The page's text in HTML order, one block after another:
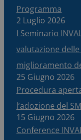
Programma
2 Luglio 2026
I Seminario
valutazione delle
miglioramento
25 Giugno 2026
Procedura
l’adozione del
15 Giugno 2026
Conference